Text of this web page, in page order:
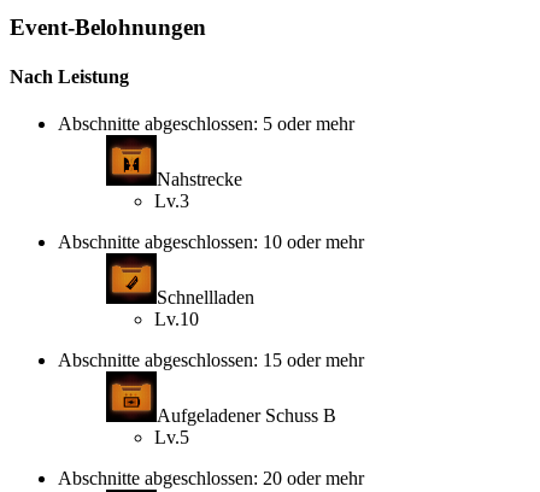
Event-Belohnungen
Nach Leistung
Abschnitte abgeschlossen: 5 oder mehr
Nahstrecke
Lv.3
Abschnitte abgeschlossen: 10 oder mehr
Schnellladen
Lv.10
Abschnitte abgeschlossen: 15 oder mehr
Aufgeladener Schuss B
Lv.5
Abschnitte abgeschlossen: 20 oder mehr